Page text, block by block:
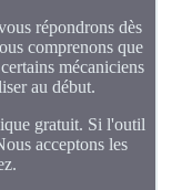
répondrons dès
comprenons que
mécaniciens
au début.
gratuit. Si l'outil
acceptons les